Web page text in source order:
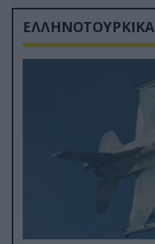
ΕΛΛΗΝΟΤΟΥΡΚΙΚΑ